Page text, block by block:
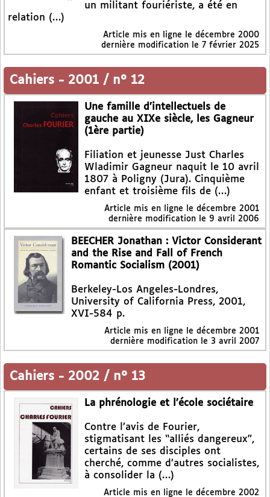
un militant fouriériste, a été en
relation (…)
Article mis en ligne le décembre 2000
dernière modification le 7 février 2025
Cahiers - 2001 / n° 12
Une famille d’intellectuels de
gauche au XIXe siècle, les Gagneur
(1ère partie)
Filiation et jeunesse Just Charles
Wladimir Gagneur naquit le 10 avril
1807 à Poligny (Jura). Cinquième
enfant et troisième fils de (…)
Article mis en ligne le décembre 2001
dernière modification le 9 avril 2006
BEECHER Jonathan : Victor Considerant
and the Rise and Fall of French
Romantic Socialism (2001)
Berkeley-Los Angeles-Londres,
University of California Press, 2001,
XVI-584 p.
Article mis en ligne le décembre 2001
dernière modification le 3 avril 2007
Cahiers - 2002 / n° 13
La phrénologie et l’école sociétaire
Contre l’avis de Fourier,
stigmatisant les “alliés dangereux”,
certains de ses disciples ont
cherché, comme d’autres socialistes,
à consolider la (…)
Article mis en ligne le décembre 2002